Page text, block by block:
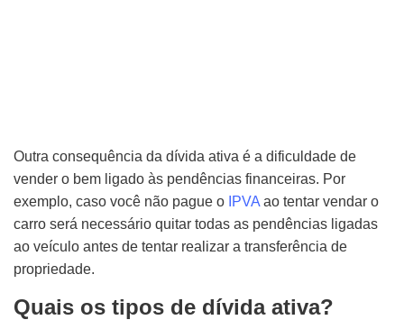
Outra consequência da dívida ativa é a dificuldade de
vender o bem ligado às pendências financeiras. Por
exemplo, caso você não pague o IPVA ao tentar vendar o
carro será necessário quitar todas as pendências ligadas
ao veículo antes de tentar realizar a transferência de
propriedade.
Quais os tipos de dívida ativa?